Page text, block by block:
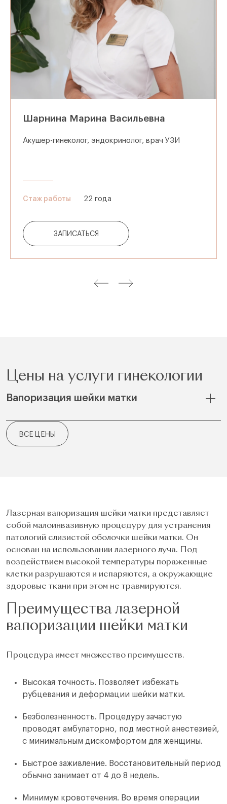
Шарнина Марина Васильевна
Акушер-гинеколог, эндокринолог, врач УЗИ
Стаж работы 22 года
ЗАПИСАТЬСЯ
Цены на услуги гинекологии
Вапоризация шейки матки
ВСЕ ЦЕНЫ
Лазерная вапоризация шейки матки представляет
собой малоинвазивную процедуру для устранения
патологий слизистой оболочки шейки матки. Он
основан на использовании лазерного луча. Под
воздействием высокой температуры пораженные
клетки разрушаются и испаряются, а окружающие
здоровые ткани при этом не травмируются.
Преимущества лазерной
вапоризации шейки матки
Процедура имеет множество преимуществ.
Высокая точность. Позволяет избежать
рубцевания и деформации шейки матки.
Безболезненность. Процедуру зачастую
проводят амбулаторно, под местной анестезией,
с минимальным дискомфортом для женщины.
Быстрое заживление. Восстановительный период
обычно занимает от 4 до 8 недель.
Минимум кровотечения. Во время операции